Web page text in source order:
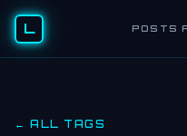
L POSTS
← ALL TAGS